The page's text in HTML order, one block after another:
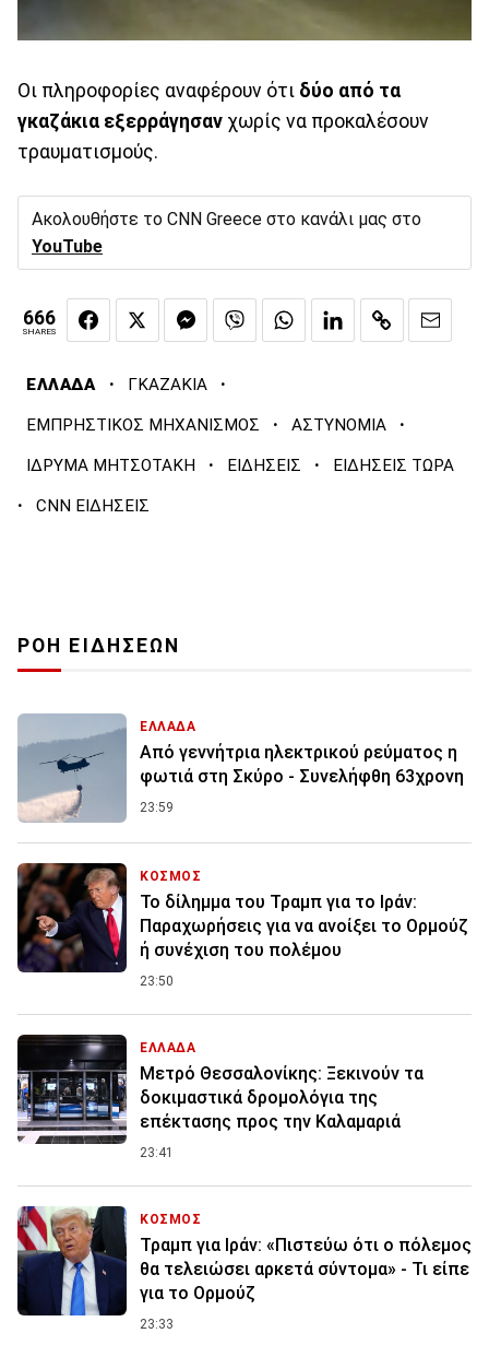
Οι πληροφορίες αναφέρουν ότι δύο από τα
γκαζάκια εξερράγησαν χωρίς να προκαλέσουν
τραυματισμούς.
Ακολουθήστε το CNN Greece στο κανάλι μας στο
YouTube
666
SHARES
ΕΛΛΑΔΑ · ΓΚΑΖΑΚΙΑ ·
ΕΜΠΡΗΣΤΙΚΟΣ ΜΗΧΑΝΙΣΜΟΣ · ΑΣΤΥΝΟΜΙΑ ·
ΙΔΡΥΜΑ ΜΗΤΣΟΤΑΚΗ · ΕΙΔΗΣΕΙΣ · ΕΙΔΗΣΕΙΣ ΤΩΡΑ
· CNN ΕΙΔΗΣΕΙΣ
ΡΟΗ ΕΙΔΗΣΕΩΝ
ΕΛΛΑΔΑ
Από γεννήτρια ηλεκτρικού ρεύματος η
φωτιά στη Σκύρο - Συνελήφθη 63χρονη
23:59
ΚΟΣΜΟΣ
Το δίλημμα του Τραμπ για το Ιράν:
Παραχωρήσεις για να ανοίξει το Ορμούζ
ή συνέχιση του πολέμου
23:50
ΕΛΛΑΔΑ
Μετρό Θεσσαλονίκης: Ξεκινούν τα
δοκιμαστικά δρομολόγια της
επέκτασης προς την Καλαμαριά
23:41
ΚΟΣΜΟΣ
Τραμπ για Ιράν: «Πιστεύω ότι ο πόλεμος
θα τελειώσει αρκετά σύντομα» - Τι είπε
για το Ορμούζ
23:33